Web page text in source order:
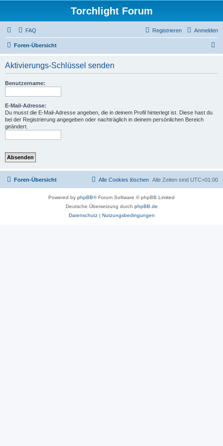
Torchlight Forum
FAQ Anmelden
Registrieren
Foren-Übersicht
Aktivierungs-Schlüssel senden
Benutzername:
E-Mail-Adresse:
Du musst die E-Mail-Adresse angeben, die in deinem Profil hinterlegt ist. Diese hast du
bei der Registrierung angegeben oder nachträglich in deinem persönlichen Bereich
geändert.
Foren-Übersicht Alle Zeiten sind UTC+01:00
Alle Cookies löschen
Powered by phpBB® Forum Software © phpBB Limited
Deutsche Übersetzung durch phpBB.de
Datenschutz| Nutzungsbedingungen